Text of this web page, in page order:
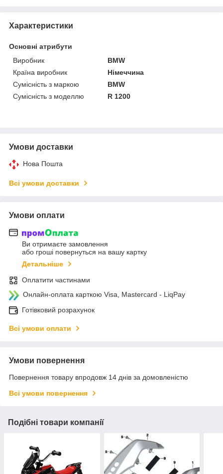
Характеристики
Основні атрибути
Виробник
BMW
Країна виробник
Німеччина
Сумісність з маркою
BMW
Сумісність з моделлю
R 1200
Умови доставки
Нова Пошта
Всі умови доставки
Умови оплати
Ви отримаєте замовлення
або гроші повернуться на вашу картку
Детальніше
Оплатити частинами
Онлайн-оплата карткою Visa, Mastercard - LiqPay
Готівковий розрахунок
Всі умови оплати
Умови повернення
Повернення товару впродовж 14 днів за домовленістю
Всі умови повернення
Подібні товари компанії